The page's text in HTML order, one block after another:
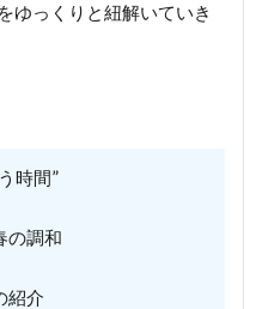
ゆっくりと紐解いていき
時間”
の調和
紹介